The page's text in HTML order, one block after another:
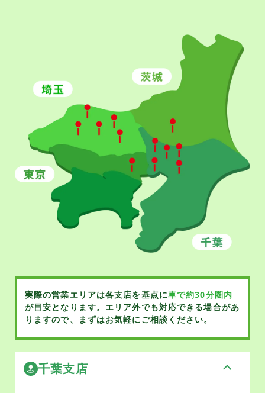
実際の営業エリアは各支店を基点に車で約30分圏内
が目安となります。 エリア外でも対応できる場合があ
りますので、まずはお気軽にご相談ください。
千葉支店